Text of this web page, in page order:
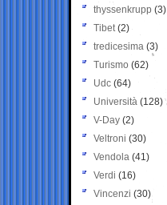
thyssenkrupp (3)
Tibet(2)
tredicesima (3)
Turismo (62)
Udc (64)
Università (128)
V-Day (2)
Veltroni (30)
Vendola (41)
Verdi (16)
Vincenzi (30)